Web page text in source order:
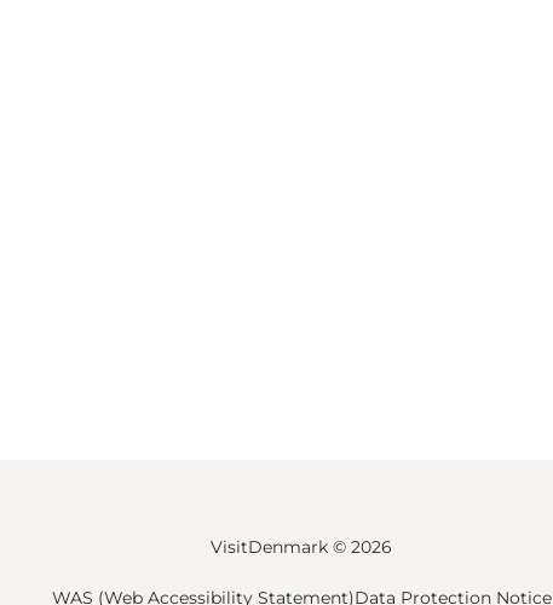
VisitDenmark © 2026
WAS (Web Accessibility Statement)Data Protection Notice